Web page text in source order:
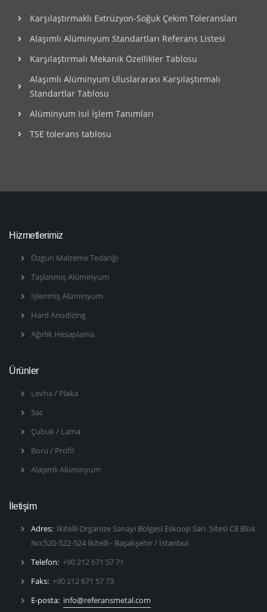
Karşılaştırmaklı Extrüzyon-Soğuk Çekim Toleransları
Alaşımlı Alüminyum Standartları Referans Listesi
Karşılaştırmalı Mekanik Özellikler Tablosu
Alaşımlı Alüminyum Uluslararası Karşılaştırmalı
Standartlar Tablosu
Alüminyum Isıl İşlem Tanımları
TSE tolerans tablosu
Hizmetlerimiz
Özgün Malzeme Tedariği
Taşlanmış Alüminyum
İşlenmiş Alüminyum
Hard Anodizing
Ağırlık Hesaplama
Ürünler
Levha / Plaka
Sac
Çubuk / Lama
Boru / Profil
Alaşımlı Alüminyum
İletişim
Adres: İkitelli Organize Sanayi Bölgesi Eskoop San. Sitesi C8 Blok
No:520-522-524 İkitelli - Başakşehir / İstanbul
Telefon: +90 212 671 57 71
Faks: +90 212 671 57 73
E-posta: info@referansmetal.com